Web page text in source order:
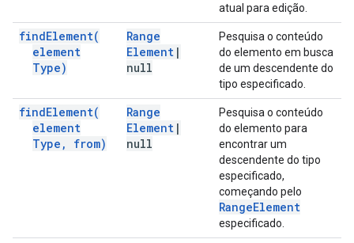
atual para edição.
findElement(
element
Type)
Range
Element |
null
Pesquisa o conteúdo
do elemento em busca
de um descendente do
tipo especificado.
findElement(
element
Type , from)
Range
Element |
null
Pesquisa o conteúdo
do elemento para
encontrar um
descendente do tipo
especificado,
começando pelo
RangeElement
especificado.